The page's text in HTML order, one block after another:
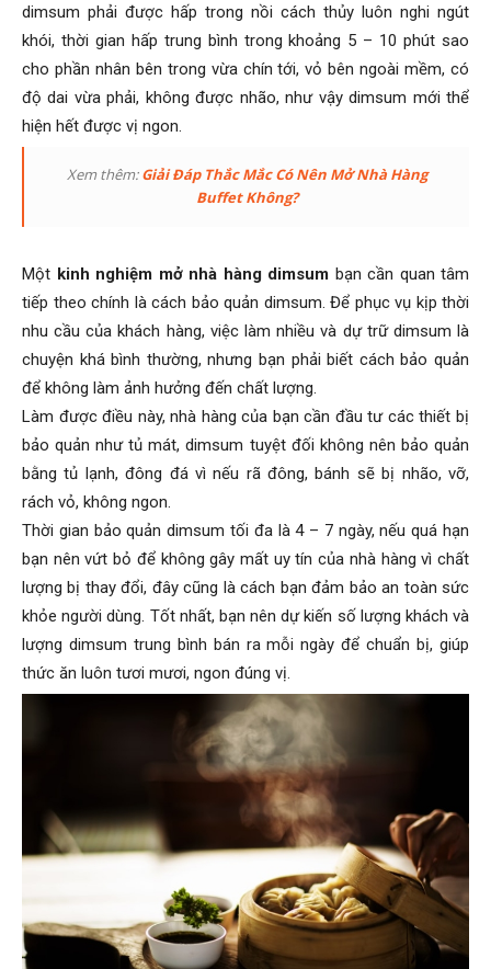
dimsum phải được hấp trong nồi cách thủy luôn nghi ngút
khói, thời gian hấp trung bình trong khoảng 5 – 10 phút sao
cho phần nhân bên trong vừa chín tới, vỏ bên ngoài mềm, có
độ dai vừa phải, không được nhão, như vậy dimsum mới thể
hiện hết được vị ngon.
Xem thêm:Giải Đáp Thắc Mắc Có Nên Mở Nhà Hàng
Buffet Không?
Một kinh nghiệm mở nhà hàng dimsum bạn cần quan tâm
tiếp theo chính là cách bảo quản dimsum. Để phục vụ kịp thời
nhu cầu của khách hàng, việc làm nhiều và dự trữ dimsum là
chuyện khá bình thường, nhưng bạn phải biết cách bảo quản
để không làm ảnh hưởng đến chất lượng.
Làm được điều này, nhà hàng của bạn cần đầu tư các thiết bị
bảo quản như tủ mát, dimsum tuyệt đối không nên bảo quản
bằng tủ lạnh, đông đá vì nếu rã đông, bánh sẽ bị nhão, vỡ,
rách vỏ, không ngon.
Thời gian bảo quản dimsum tối đa là 4 – 7 ngày, nếu quá hạn
bạn nên vứt bỏ để không gây mất uy tín của nhà hàng vì chất
lượng bị thay đổi, đây cũng là cách bạn đảm bảo an toàn sức
khỏe người dùng. Tốt nhất, bạn nên dự kiến số lượng khách và
lượng dimsum trung bình bán ra mỗi ngày để chuẩn bị, giúp
thức ăn luôn tươi mươi, ngon đúng vị.